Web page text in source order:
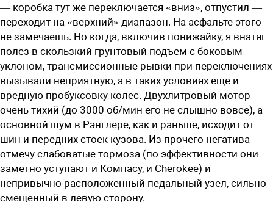
— коробка тут же переключается «вниз», отпустил —
переходит на «верхний» диапазон. На асфальте этого
не замечаешь. Но когда, включив понижайку, я внатяг
полез в скользкий грунтовый подъем с боковым
уклоном, трансмиссионные рывки при переключениях
вызывали неприятную, а в таких условиях еще и
вредную пробуксовку колес. Двухлитровый мотор
очень тихий (до 3000 об/мин его не слышно вовсе), а
основной шум в Рэнглере, как и раньше, исходит от
шин и передних стоек кузова. Из прочего негатива
отмечу слабоватые тормоза (по эффективности они
заметно уступают и Компасу, и Cherokee) и
непривычно расположенный педальный узел, сильно
смещенный в левую сторону.